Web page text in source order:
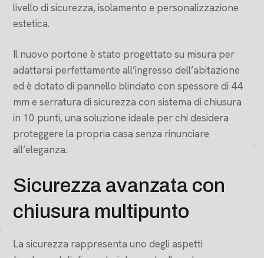
livello di sicurezza, isolamento e personalizzazione
estetica.
Il nuovo portone è stato progettato su misura per
adattarsi perfettamente all’ingresso dell’abitazione
ed è dotato di pannello blindato con spessore di 44
mm e serratura di sicurezza con sistema di chiusura
in 10 punti, una soluzione ideale per chi desidera
proteggere la propria casa senza rinunciare
all’eleganza.
Sicurezza avanzata con
chiusura multipunto
La sicurezza rappresenta uno degli aspetti